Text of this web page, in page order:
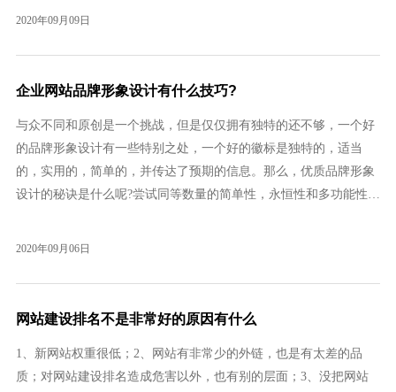
2020年09月09日
企业网站品牌形象设计有什么技巧?
与众不同和原创是一个挑战，但是仅仅拥有独特的还不够，一个好
的品牌形象设计有一些特别之处，一个好的徽标是独特的，适当
的，实用的，简单的，并传达了预期的信息。那么，优质品牌形象
设计的秘诀是什么呢?尝试同等数量的简单性，永恒性和多功能性，
2020年09月06日
网站建设排名不是非常好的原因有什么
1、新网站权重很低；2、网站有非常少的外链，也是有太差的品
质；对网站建设排名造成危害以外，也有别的层面；3、没把网站